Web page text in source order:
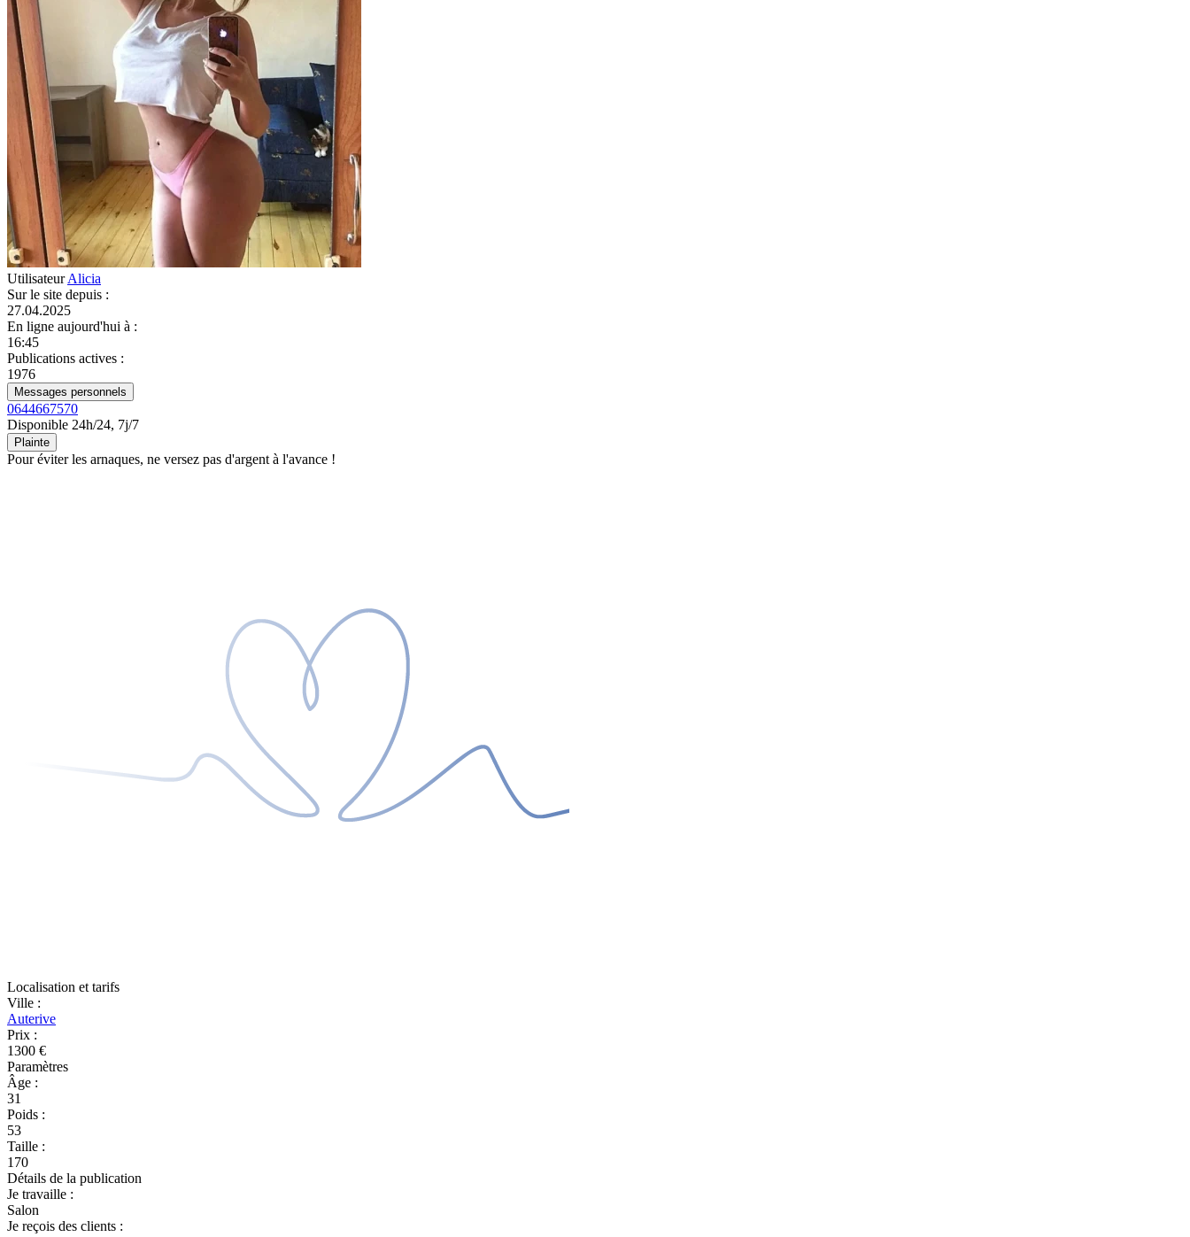
UtilisateurAlicia
Sur le site depuis :
27.04.2025
En ligne aujourd'hui à :
16:45
Publications actives :
1976
Messages personnels
0644667570
Disponible 24h/24, 7j/7
Plainte
Pour éviter les arnaques, ne versez pas d'argent à l'avance !
Localisation et tarifs
Ville :
Auterive
Prix :
1300 €
Paramètres
Âge :
31
Poids :
53
Taille :
170
Détails de la publication
Je travaille :
Salon
Je reçois des clients :